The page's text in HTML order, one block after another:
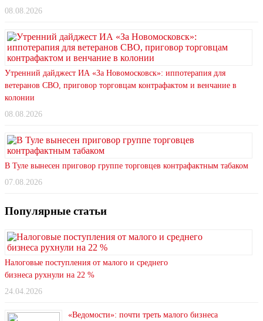
08.08.2026
Утренний дайджест ИА «За Новомосковск»: иппотерапия для
ветеранов СВО, приговор торговцам контрафактом и венчание в
колонии
08.08.2026
В Туле вынесен приговор группе торговцев контрафактным табаком
07.08.2026
Популярные статьи
Налоговые поступления от малого и среднего
бизнеса рухнули на 22 %
24.04.2026
«Ведомости»: почти треть малого бизнеса